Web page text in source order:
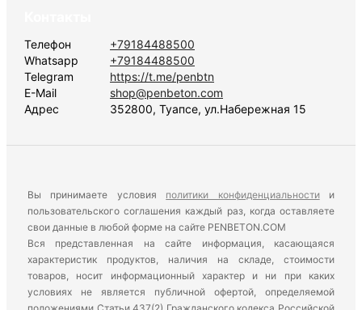
Телефон
+79184488500
Whatsapp
+79184488500
Telegram
https://t.me/penbtn
E-Mail
shop@penbeton.com
Адрес
352800, Туапсе, ул.Набережная 15
Вы принимаете условия политики конфиденциальностии
пользовательского соглашения каждый раз, когда оставляете
свои данные в любой форме на сайте PENBETON.COM
Вся представленная на сайте информация, касающаяся
характеристик продуктов, наличия на складе, стоимости
товаров, носит информационный характер и ни при каких
условиях не является публичной офертой, определяемой